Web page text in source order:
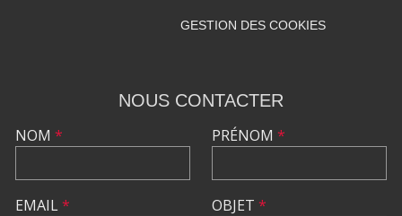
GESTION DES COOKIES
NOUS CONTACTER
NOM *
EMAIL*
PRÉNOM *
OBJET *